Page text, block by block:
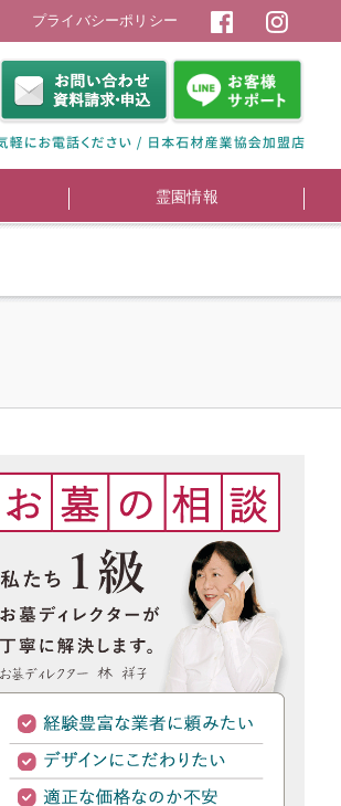
プライバシーポリシー
霊園情報